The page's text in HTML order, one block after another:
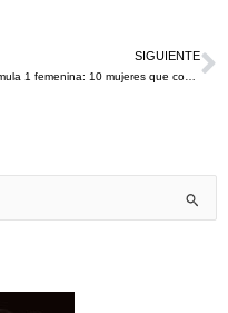
SIGUIENTE
Fórmula 1 femenina: 10 mujeres que conforman esta nueva apuesta